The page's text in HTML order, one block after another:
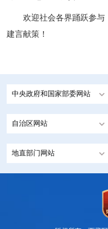
欢迎社会各界踊跃参
建言献策！
中央政府和国家部委网站
自治区网站
地直部门网站